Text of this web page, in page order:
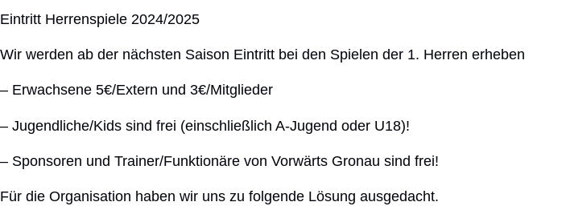
Eintritt Herrenspiele 2024/2025
Wir werden ab der nächsten Saison Eintritt bei den Spielen der 1. Herren erheben
– Erwachsene 5€/Extern und 3€/Mitglieder
– Jugendliche/Kids sind frei (einschließlich A-Jugend oder U18)!
– Sponsoren und Trainer/Funktionäre von Vorwärts Gronau sind frei!
Für die Organisation haben wir uns zu folgende Lösung ausgedacht.